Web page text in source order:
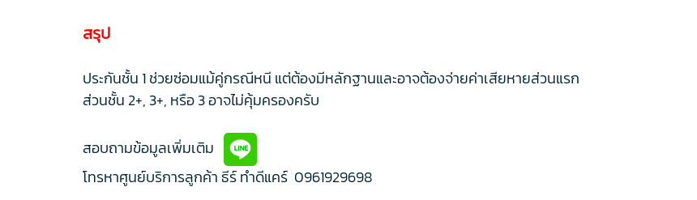
สรุป
ประกันชั้น 1 ช่วยซ่อมแม้คู่กรณีหนี แต่ต้องมีหลักฐานและอาจต้องจ่ายค่าเสียหายส่วนแรก
ส่วนชั้น 2+, 3+, หรือ 3 อาจไม่คุ้มครองครับ
สอบถามข้อมูลเพิ่มเติม
โทรหาศูนย์บริการลูกค้า ธีร์ ทำดีแคร์ 0961929698